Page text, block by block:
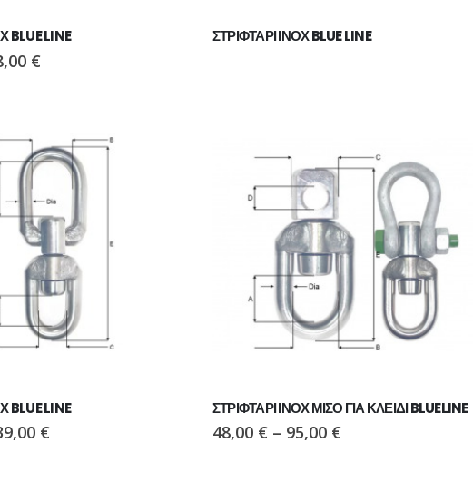
BLUE LINE
€
ΣΤΡΙΦΤΑΡΙ ΙΝΟΧ BLUE LINE
BLUE LINE
€
ΣΤΡΙΦΤΑΡΙ ΙΝΟΧ ΜΙΣΟ ΓΙΑ ΚΛΕΙΔΙ BLUELINE
48,00 €– 95,00 €